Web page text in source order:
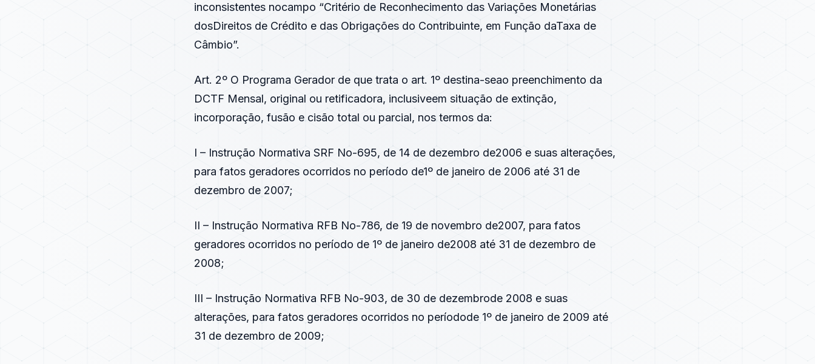
inconsistentes nocampo “Critério de Reconhecimento das Variações Monetárias
dosDireitos de Crédito e das Obrigações do Contribuinte, em Função daTaxa de
Câmbio”.
Art. 2º O Programa Gerador de que trata o art. 1º destina-seao preenchimento da
DCTF Mensal, original ou retificadora, inclusiveem situação de extinção,
incorporação, fusão e cisão total ou parcial, nos termos da:
I – Instrução Normativa SRF No-695, de 14 de dezembro de2006 e suas alterações,
para fatos geradores ocorridos no período de1º de janeiro de 2006 até 31 de
dezembro de 2007;
II – Instrução Normativa RFB No-786, de 19 de novembro de2007, para fatos
geradores ocorridos no período de 1º de janeiro de2008 até 31 de dezembro de
2008;
III – Instrução Normativa RFB No-903, de 30 de dezembrode 2008 e suas
alterações, para fatos geradores ocorridos no períodode 1º de janeiro de 2009 até
31 de dezembro de 2009;